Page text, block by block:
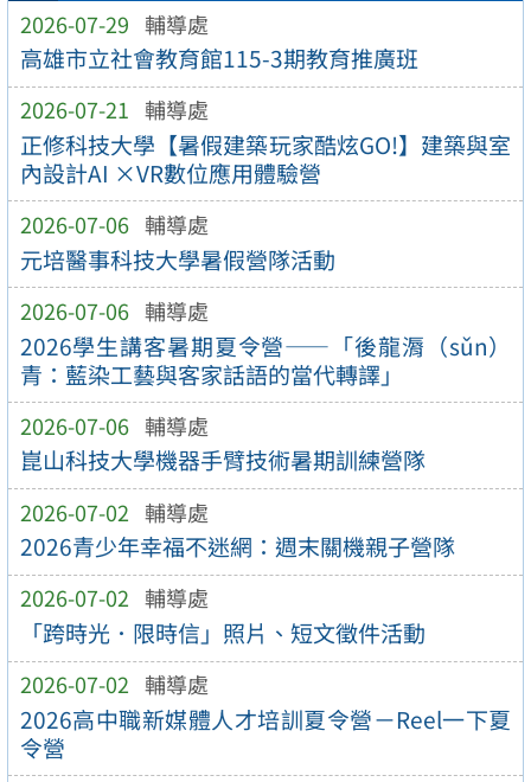
2026-07-29 輔導處
高雄市立社會教育館115-3期教育推廣班
2026-07-21 輔導處
正修科技大學【暑假建築玩家酷炫GO!】建築與室
內設計AI ×VR數位應用體驗營
2026-07-06 輔導處
元培醫事科技大學暑假營隊活動
2026-07-06 輔導處
2026學生講客暑期夏令營——「後龍漘（sǔn）
青：藍染工藝與客家話語的當代轉譯」
2026-07-06 輔導處
崑山科技大學機器手臂技術暑期訓練營隊
2026-07-02 輔導處
2026青少年幸福不迷網：週末關機親子營隊
2026-07-02 輔導處
「跨時光．限時信」照片、短文徵件活動
2026-07-02 輔導處
2026高中職新媒體人才培訓夏令營－Reel一下夏
令營